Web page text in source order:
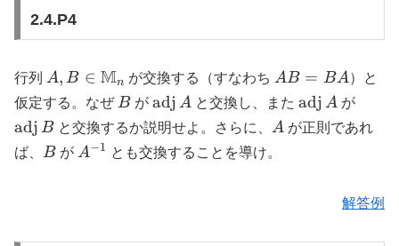
2.4.P4
行列
A, B \in
\mathbb{M}_n
A, B ∈ Mn が交換する（すなわち AB
=
BA
AB = BA）と
仮定する。なぜ B
Bが \mathrm{adj}\,
A
adj A と交換し、また
A
adj A が
B
adj B と交換するか説明せよ。さらに、 A
A が正則であれ
ば、
B
Bが A^{-1}
A−1 とも交換することを導け。
解答例